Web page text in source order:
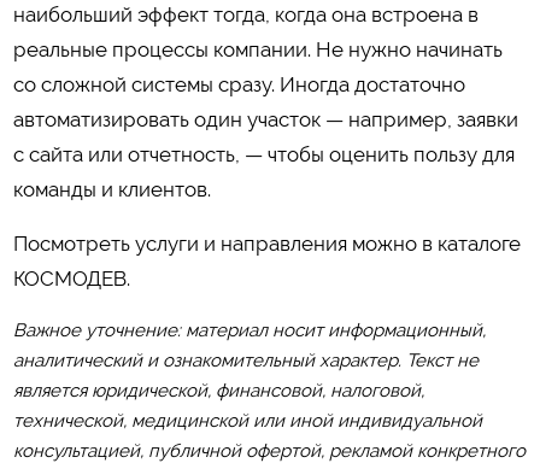
наибольший эффект тогда, когда она встроена в
реальные процессы компании. Не нужно начинать
со сложной системы сразу. Иногда достаточно
автоматизировать один участок — например, заявки
с сайта или отчетность, — чтобы оценить пользу для
команды и клиентов.
Посмотреть услуги и направления можно в каталоге
КОСМОДЕВ.
Важное уточнение: материал носит информационный,
аналитический и ознакомительный характер. Текст не
является юридической, финансовой, налоговой,
технической, медицинской или иной индивидуальной
консультацией, публичной офертой, рекламой конкретного